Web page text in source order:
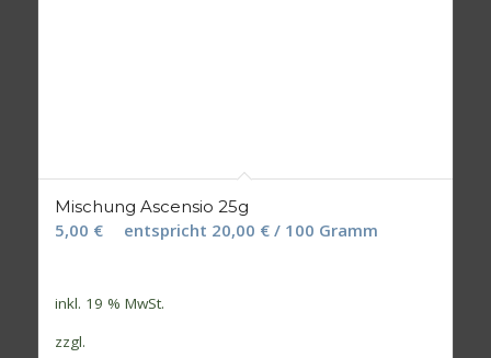
Mischung Ascensio 25g
5,00 € entspricht 20,00 €/ 100 Gramm
inkl. 19 % MwSt.
zzgl.